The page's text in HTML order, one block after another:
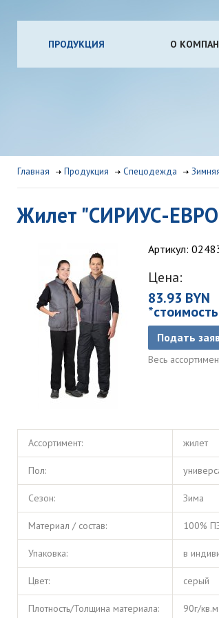
ПРОДУКЦИЯ О
Главная Продукция Спецодежда
Жилет "СИРИУС-
Артикул:
Цена:
83.93 BYN
Подать
Весь
Ассортимент: жилет
Пол:
Сезон: Зима
Материал / состав: 100%
Упаковка: в
Цвет: серый
Плотность/Толщина материала: 90г/кв.м.